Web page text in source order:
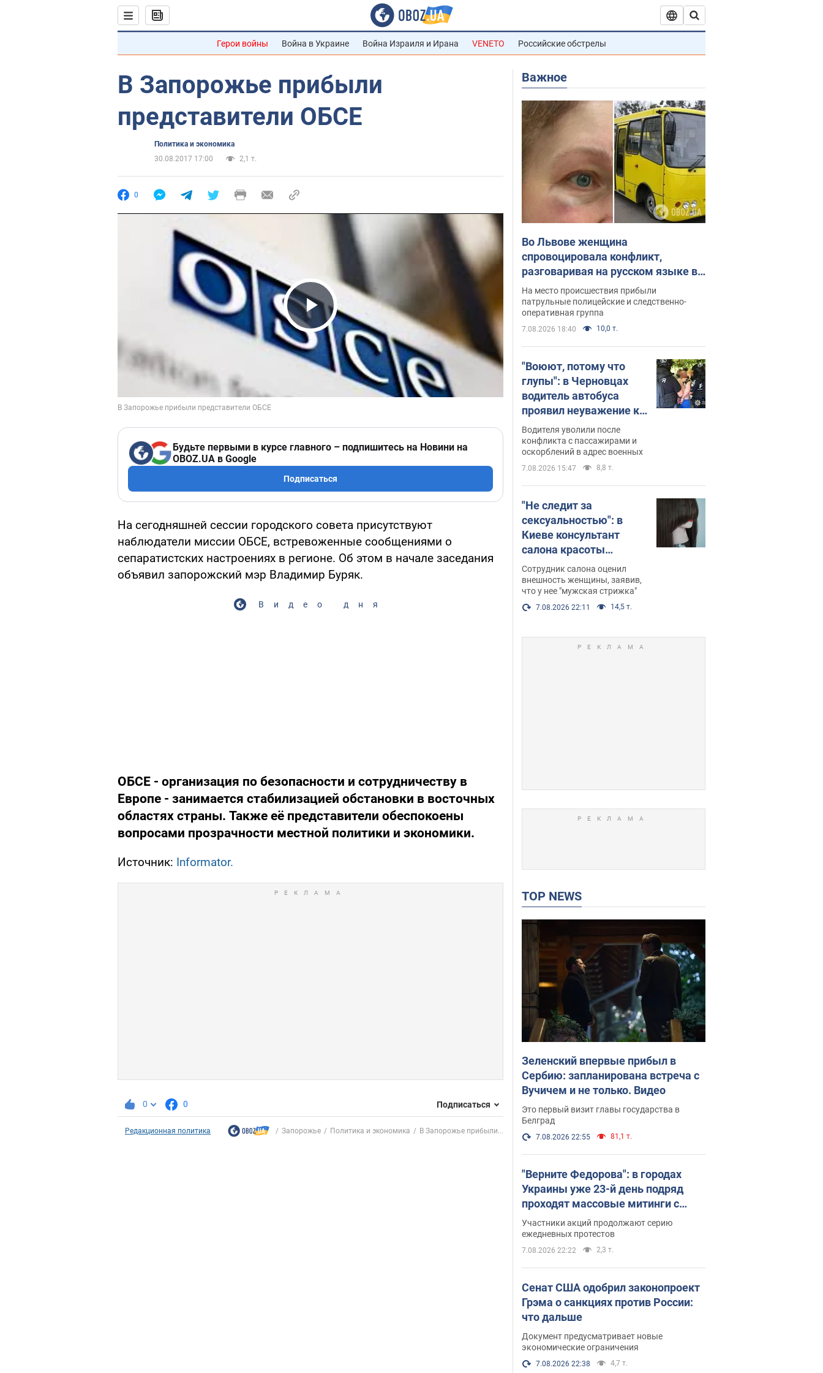
Герои войны Война в Украине Война Израиля и Ирана VENETO Российские обстрелы
В Запорожье прибыли
представители ОБСЕ
Политика и экономика
30.08.2017 17:00
2,1 т.
0
Play Video
Будьте первыми в курсе главного – подпишитесь на Новини на
OBOZ.UA в Google
Подписаться
На сегодняшней сессии городского совета присутствуют
наблюдатели миссии ОБСЕ, встревоженные сообщениями о
сепаратистских настроениях в регионе. Об этом в начале заседания
объявил запорожский мэр Владимир Буряк.
Видео дня
ОБСЕ - организация по безопасности и сотрудничеству в
Европе - занимается стабилизацией обстановки в восточных
областях страны. Также её представители обеспокоены
вопросами прозрачности местной политики и экономики.
Источник: Informator.
0 0 Подписаться
Редакционная политика Запорожье Политика и экономика В Запорожье прибыли...
Важное
Во Львове женщина
спровоцировала конфликт,
разговаривая на русском языке в
маршрутке: полиция составила
административный протокол.
Видео
На место происшествия прибыли
патрульные полицейские и следственно-
оперативная группа
7.08.2026 18:40 10,0 т.
"Воюют, потому что
глупы": в Черновцах
водитель автобуса
проявил неуважение к
украинским военным и
поплатился за это.
Видео
Водителя уволили после
конфликта с пассажирами и
оскорблений в адрес военных
7.08.2026 15:47 8,8 т.
"Не следит за
сексуальностью": в
Киеве консультант
салона красоты
оскорбил женщину
после химиотерапии,
разгорелся скандал.
Фото
Сотрудник салона оценил
внешность женщины, заявив,
что у нее "мужская стрижка"
7.08.2026 22:11 14,5 т.
TOP NEWS
Зеленский впервые прибыл в
Сербию: запланирована встреча с
Вучичем и не только. Видео
Это первый визит главы государства в
Белград
7.08.2026 22:55 81,1 т.
"Верните Федорова": в городах
Украины уже 23-й день подряд
проходят массовые митинги с
плакатами. Фото и видео
Участники акций продолжают серию
ежедневных протестов
7.08.2026 22:22 2,3 т.
Сенат США одобрил законопроект
Грэма о санкциях против России:
что дальше
Документ предусматривает новые
экономические ограничения
7.08.2026 22:38 4,7 т.